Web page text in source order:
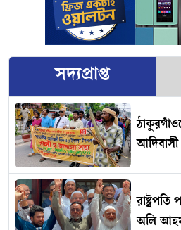
সদ্যপ্রাপ্ত
রাষ্ট্রপতি
অলি